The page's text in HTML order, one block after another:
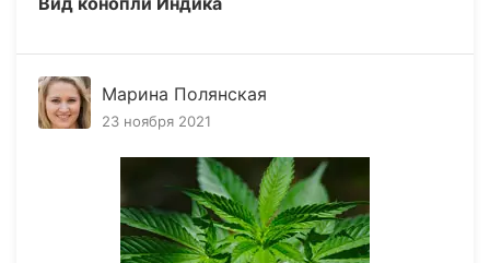
Марина Полянская
23 ноября 2021